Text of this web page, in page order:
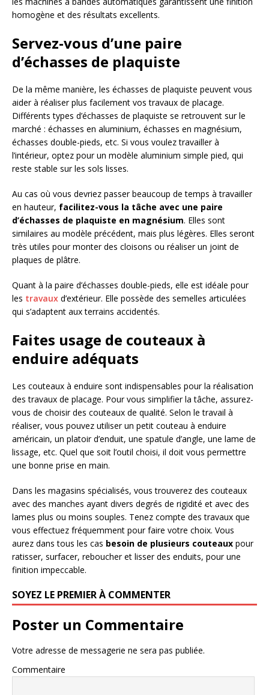
homogène et des résultats excellents.
Servez-vous d’une paire
d’échasses de plaquiste
De la même manière, les échasses de plaquiste peuvent vous
aider à réaliser plus facilement vos travaux de placage.
Différents types d’échasses de plaquiste se retrouvent sur le
marché : échasses en aluminium, échasses en magnésium,
échasses double-pieds, etc. Si vous voulez travailler à
l’intérieur, optez pour un modèle aluminium simple pied, qui
reste stable sur les sols lisses.
Au cas où vous devriez passer beaucoup de temps à travailler
en hauteur, facilitez-vous la tâche avec une paire
d’échasses de plaquiste en magnésium. Elles sont
similaires au modèle précédent, mais plus légères. Elles seront
très utiles pour monter des cloisons ou réaliser un joint de
plaques de plâtre.
Quant à la paire d’échasses double-pieds, elle est idéale pour
les travaux d’extérieur. Elle possède des semelles articulées
qui s’adaptent aux terrains accidentés.
Faites usage de couteaux à
enduire adéquats
Les couteaux à enduire sont indispensables pour la réalisation
des travaux de placage. Pour vous simplifier la tâche, assurez-
vous de choisir des couteaux de qualité. Selon le travail à
réaliser, vous pouvez utiliser un petit couteau à enduire
américain, un platoir d’enduit, une spatule d’angle, une lame de
lissage, etc. Quel que soit l’outil choisi, il doit vous permettre
une bonne prise en main.
Dans les magasins spécialisés, vous trouverez des couteaux
avec des manches ayant divers degrés de rigidité et avec des
lames plus ou moins souples. Tenez compte des travaux que
vous effectuez fréquemment pour faire votre choix. Vous
aurez dans tous les cas besoin de plusieurs couteaux pour
ratisser, surfacer, reboucher et lisser des enduits, pour une
finition impeccable.
SOYEZ LE PREMIER À COMMENTER
Poster un Commentaire
Votre adresse de messagerie ne sera pas publiée.
Commentaire